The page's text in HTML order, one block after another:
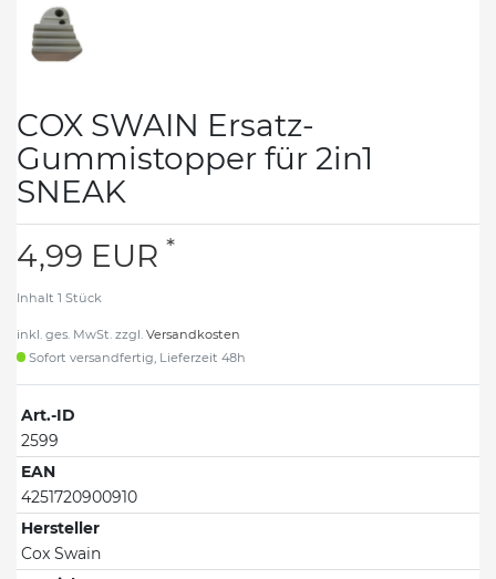
COX SWAIN Ersatz-
Gummistopper für 2in1
SNEAK
4,99 EUR *
Inhalt 1 Stück
inkl. ges. MwSt. zzgl. Versandkosten
Sofort versandfertig, Lieferzeit 48h
Art.-ID
2599
EAN
4251720900910
Hersteller
Cox Swain